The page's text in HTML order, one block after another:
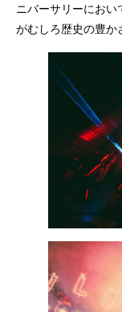
ニバーサリーにおい
がむしろ歴史の豊か